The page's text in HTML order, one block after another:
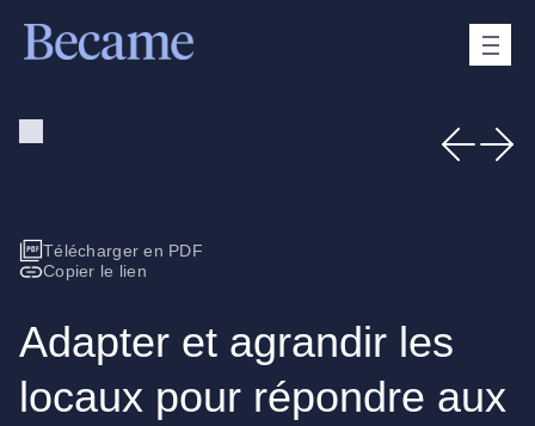
Télécharger en PDF
Copier le lien
Adapter et agrandir les
locaux pour répondre aux